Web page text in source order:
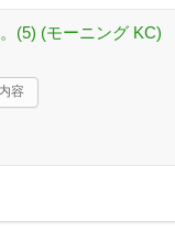
(5) (モーニング KC)
容